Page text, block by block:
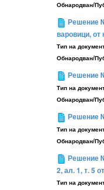
Обнародван/
Решение
варовици,
Тип на
Обнародван/
Решение
Тип на
Обнародван/
Решение
Тип на
Обнародван/
Решение
2, ал. 1, т. 5
Тип на